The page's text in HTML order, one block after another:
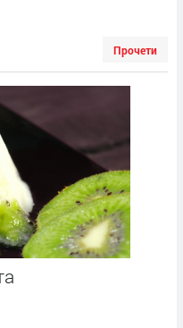
Прочети